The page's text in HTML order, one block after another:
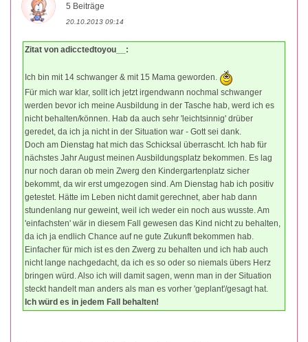
5 Beiträge
20.10.2013 09:14
Zitat von adicctedtoyou__:
Ich bin mit 14 schwanger & mit 15 Mama geworden.
Für mich war klar, sollt ich jetzt irgendwann nochmal schwanger
werden bevor ich meine Ausbildung in der Tasche hab, werd ich es
nicht behalten/können. Hab da auch sehr 'leichtsinnig' drüber
geredet, da ich ja nicht in der Situation war - Gott sei dank.
Doch am Dienstag hat mich das Schicksal überrascht. Ich hab für
nächstes Jahr August meinen Ausbildungsplatz bekommen. Es lag
nur noch daran ob mein Zwerg den Kindergartenplatz sicher
bekommt, da wir erst umgezogen sind. Am Dienstag hab ich positiv
getestet. Hätte im Leben nicht damit gerechnet, aber hab dann
stundenlang nur geweint, weil ich weder ein noch aus wusste. Am
'einfachsten' wär in diesem Fall gewesen das Kind nicht zu behalten,
da ich ja endlich Chance auf ne gute Zukunft bekommen hab.
Einfacher für mich ist es den Zwerg zu behalten und ich hab auch
nicht lange nachgedacht, da ich es so oder so niemals übers Herz
bringen würd. Also ich will damit sagen, wenn man in der Situation
steckt handelt man anders als man es vorher 'geplant'/gesagt hat.
Ich würd es in jedem Fall behalten!